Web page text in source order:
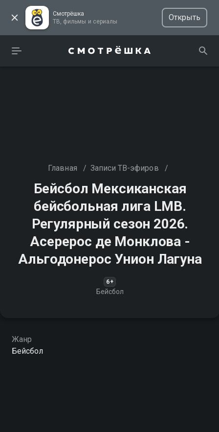
Смотрёшка
ТВ, фильмы и сериалы
Открыть
Главная / Записи ТВ-эфиров /
Бейсбол Мексиканская
бейсбольная лига LMB.
Регулярный сезон 2026.
Асерерос де Монклова -
Альгодонерос Унион Лагуна
6+
Бейсбол
Жанр
Бейсбол